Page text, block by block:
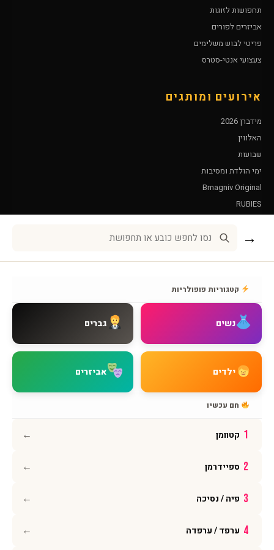
תחפושות לזוגות
אביזרים לפורים
פריטי לבוש משלימים
צעצועי אנטי-סטרס
אירועים ומותגים
מידברן 2026
האלווין
שבועות
ימי הולדת ומסיבות
Bmagniv Original
RUBIES
צור קשר
שאלות נפוצות
מדיניות משלוחים
מדיניות החזרות
מדיניות פרטיות
פייסבוק
וואטסאפ
→
קטגוריות פופולריות
נשים גברים
ילדים אביזרים
חם עכשיו
1 קטוומן ←
2 ספיידרמן ←
3 פיה / נסיכה ←
4 ערפד / ערפדה ←